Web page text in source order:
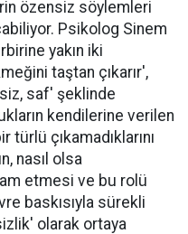
özensiz söylemleri
Psikolog Sinem
yakın iki
taştan çıkarır',
saf' şeklinde
kendilerine verilen
türlü çıkamadıklarını
nasıl olsa
etmesi ve bu rolü
baskısıyla sürekli
olarak ortaya